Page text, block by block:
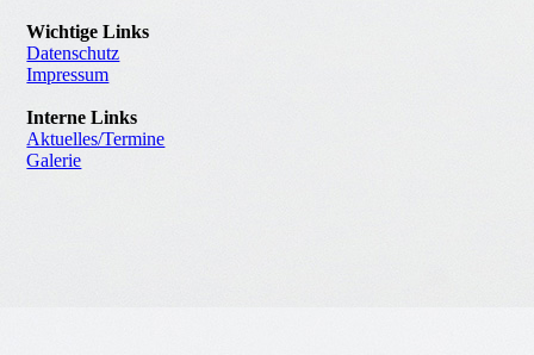
Wichtige Links
Datenschutz
Impressum
Interne Links
Aktuelles/Termine
Galerie